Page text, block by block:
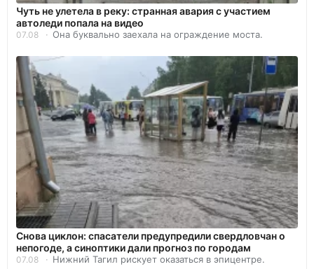
Чуть не улетела в реку: странная авария с участием
автоледи попала на видео
07.08 Она буквально заехала на ограждение моста.
Снова циклон: спасатели предупредили свердловчан о
непогоде, а синоптики дали прогноз по городам
07.08 Нижний Тагил рискует оказаться в эпицентре.